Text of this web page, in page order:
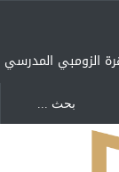
الزومبي المدرسي
ومافيني إلا
هل هذا مبرر
التربية
توعية الأطفال
وقاية لا